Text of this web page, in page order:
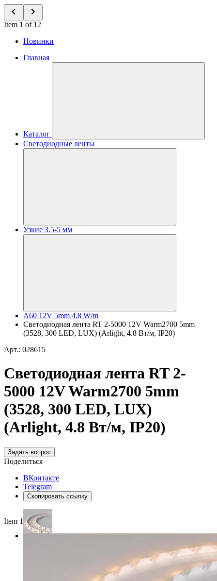
Item 1 of 12
Новинки
Главная
Каталог
Светодиодные ленты
Узкие 3.5-5 мм
A60 12V 5mm 4.8 W/m
Светодиодная лента RT 2-5000 12V Warm2700 5mm
(3528, 300 LED, LUX) (Arlight, 4.8 Вт/м, IP20)
Арт.: 028615
Светодиодная лента RT 2-
5000 12V Warm2700 5mm
(3528, 300 LED, LUX)
(Arlight, 4.8 Вт/м, IP20)
Задать вопрос
Поделиться
ВКонтакте
Telegram
Скопировать ссылку
Item 1 of 4